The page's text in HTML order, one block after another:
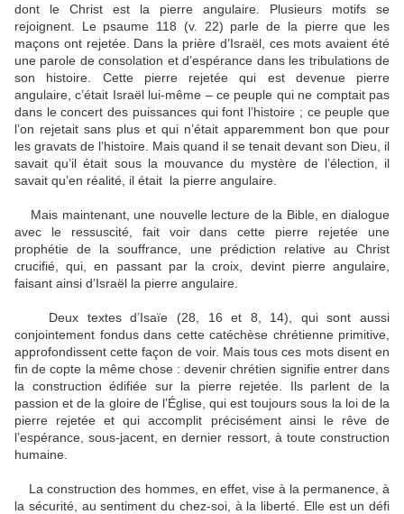
dont le Christ est la pierre angulaire. Plusieurs motifs se
rejoignent. Le psaume 118 (v. 22) parle de la pierre que les
maçons ont rejetée. Dans la prière d’Israël, ces mots avaient été
une parole de consolation et d’espérance dans les tribulations de
son histoire. Cette pierre rejetée qui est devenue pierre
angulaire, c’était Israël lui-même – ce peuple qui ne comptait pas
dans le concert des puissances qui font l’histoire ; ce peuple que
l’on rejetait sans plus et qui n’était apparemment bon que pour
les gravats de l’histoire. Mais quand il se tenait devant son Dieu, il
savait qu’il était sous la mouvance du mystère de l’élection, il
savait qu’en réalité, il était la pierre angulaire.
Mais maintenant, une nouvelle lecture de la Bible, en dialogue
avec le ressuscité, fait voir dans cette pierre rejetée une
prophétie de la souffrance, une prédiction relative au Christ
crucifié, qui, en passant par la croix, devint pierre angulaire,
faisant ainsi d’Israël la pierre angulaire.
Deux textes d’Isaïe (28, 16 et 8, 14), qui sont aussi
conjointement fondus dans cette catéchèse chrétienne primitive,
approfondissent cette façon de voir. Mais tous ces mots disent en
fin de copte la même chose : devenir chrétien signifie entrer dans
la construction édifiée sur la pierre rejetée. Ils parlent de la
passion et de la gloire de l’Église, qui est toujours sous la loi de la
pierre rejetée et qui accomplit précisément ainsi le rêve de
l’espérance, sous-jacent, en dernier ressort, à toute construction
humaine.
La construction des hommes, en effet, vise à la permanence, à
la sécurité, au sentiment du chez-soi, à la liberté. Elle est un défi